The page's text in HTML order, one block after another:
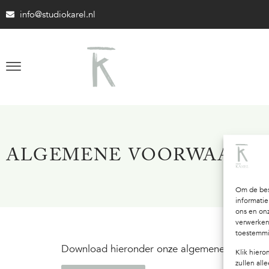
Om de
ons en
Klik
zullen
info@studiokarel.nl
ALGEMENE
Download hieronder onze algemene